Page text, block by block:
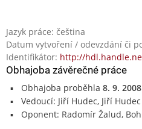
Jazyk práce: čeština
Datum vytvoření / odevzdání či
Identifikátor: http://
Obhajoba závěrečné práce
Obhajoba proběhla 8. 9. 2008
Vedoucí: Jiří Hudec, Jiří Hudec
Oponent: Radomír Žalud,